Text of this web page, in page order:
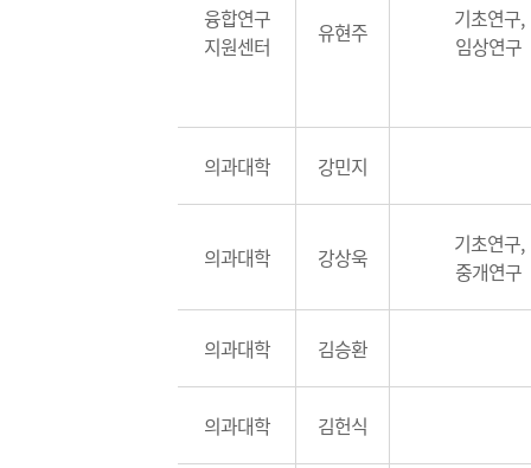
융합연구
지원센터
유현주
기초연구,
임상연구
의과대학 강민지
의과대학 강상욱
기초연구,
중개연구
의과대학 김승환
의과대학 김헌식